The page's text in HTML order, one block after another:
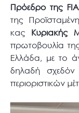
Πρόεδρο της
της
κας Κυριακής
πρωτοβουλία
Ελλάδα, με το
δηλαδή
περιοριστικών